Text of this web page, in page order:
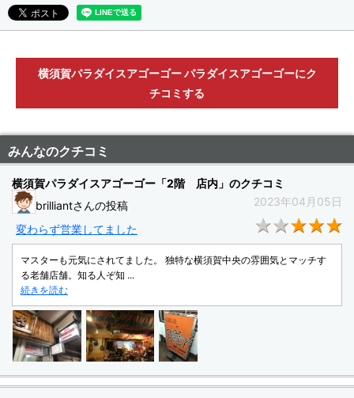
横須賀パラダイスアゴーゴー パラダイスアゴーゴーにク
チコミする
みんなのクチコミ
横須賀パラダイスアゴーゴー「2階 店内」のクチコミ
brilliantさんの投稿
2023年04月05日
変わらず営業してました
マスターも元気にされてました。 独特な横須賀中央の雰囲気とマッチす
る老舗店舗。知る人ぞ知 ...
続きを読む